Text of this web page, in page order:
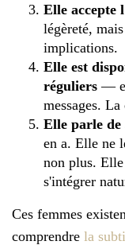
Elle accepte
légèreté,
implications.
Elle est
réguliers —
messages.
Elle parle de
en a. Elle ne
non plus.
s'intégrer
Ces femmes
comprendre la